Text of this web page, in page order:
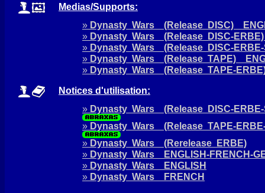
Medias/Supports:
» Dynasty Wars (Release DISC)
» Dynasty Wars (Release DISC-
» Dynasty Wars (Release DISC-
» Dynasty Wars (Release TAPE)
» Dynasty Wars (Release TAPE-
Notices d'utilisation:
» Dynasty Wars (Release DISC-
» Dynasty Wars (Release TAPE-
» Dynasty Wars (Rerelease ERBE)
» Dynasty Wars ENGLISH-FRENCH-
» Dynasty Wars ENGLISH
» Dynasty Wars FRENCH